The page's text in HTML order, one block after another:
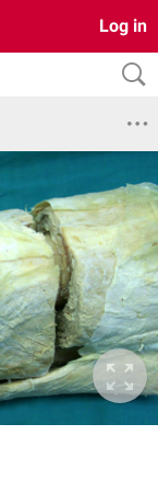
Log in